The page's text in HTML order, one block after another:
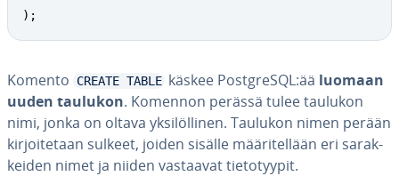
);
Komento CREATE TABLE käskee PostgreSQL:ää luomaan
uuden taulukon. Komennon perässä tulee taulukon
nimi, jonka on oltava yk­si­löl­li­nen. Taulukon nimen perään
kir­joi­te­taan sulkeet, joiden sisälle mää­ri­tel­lään eri sa­rak­
kei­den nimet ja niiden vastaavat tie­to­tyy­pit.